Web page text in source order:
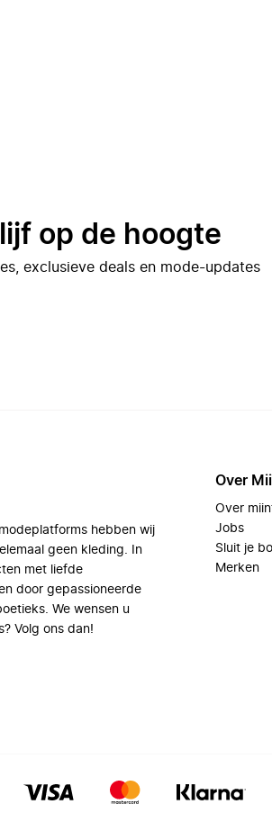
op de hoogte
exclusieve deals en mode-updates
hebben wij
geen kleding. In
met liefde
door gepassioneerde
We wensen u
Volg ons dan!
Over
Over
Jobs
Sluit je
Merken